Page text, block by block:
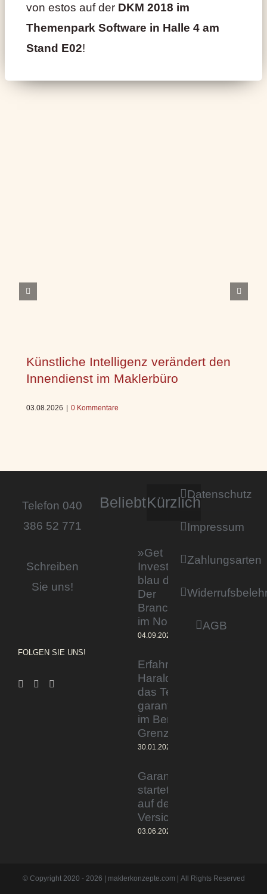
von estos auf der DKM 2018 im
Themenpark Software in Halle 4 am
Stand E02!
Künstliche Intelligenz verändert den
Innendienst im Maklerbüro
03.08.2026 | 0 Kommentare
Telefon 040
386 52 771
Schreiben
Sie uns!
FOLGEN SIE UNS!
BeliebtKürzlich
»Get
Invested by
blau direkt«:
Der
Branchentag
im Norden
04.09.2023
Erfahrener Experte
Harald Wesely stärkt
das Team von
garantiertmehrnetto.de
im Bereich
Grenzgänger
30.01.2024
Garantiertmehrnetto.de®
startet Vermittlerplattform
auf deutschem
Versicherungsmarkt
03.06.2023
Datenschutz
Impressum
Zahlungsarten
AGB
© Copyright 2020 - 2026 | maklerkonzepte.com | All Rights Reserved